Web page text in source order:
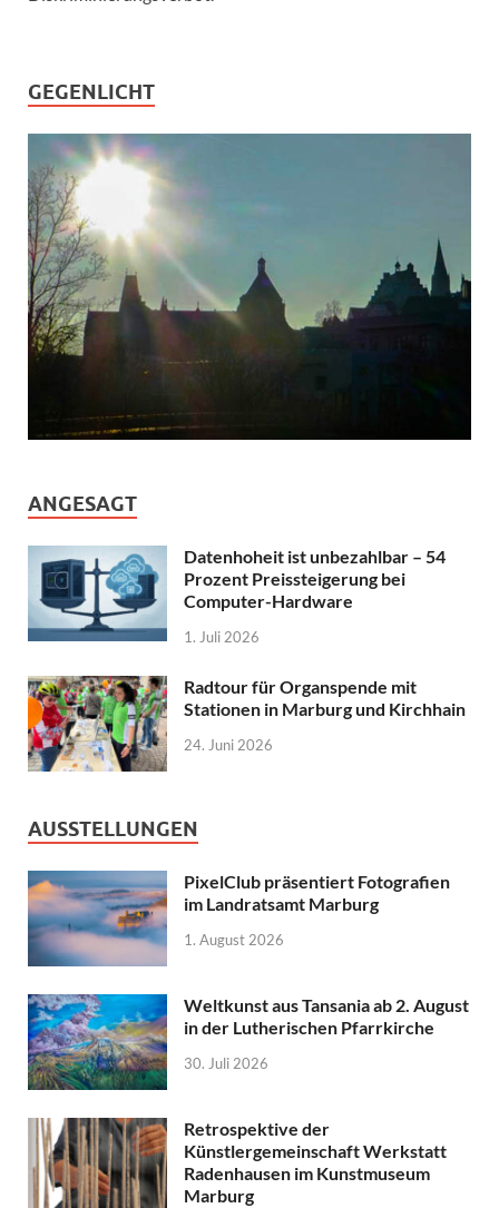
GEGENLICHT
ANGESAGT
Datenhoheit ist unbezahlbar – 54
Prozent Preissteigerung bei
Computer-Hardware
1. Juli 2026
Radtour für Organspende mit
Stationen in Marburg und Kirchhain
24. Juni 2026
AUSSTELLUNGEN
PixelClub präsentiert Fotografien
im Landratsamt Marburg
1. August 2026
Weltkunst aus Tansania ab 2. August
in der Lutherischen Pfarrkirche
30. Juli 2026
Retrospektive der
Künstlergemeinschaft Werkstatt
Radenhausen im Kunstmuseum
Marburg